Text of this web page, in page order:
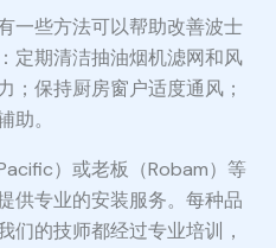
一些方法可以帮助改善波士
定期清洁抽油烟机滤网和风
；保持厨房窗户适度通风；
。
）或老板（Robam）等
供专业的安装服务。每种品
们的技师都经过专业培训，